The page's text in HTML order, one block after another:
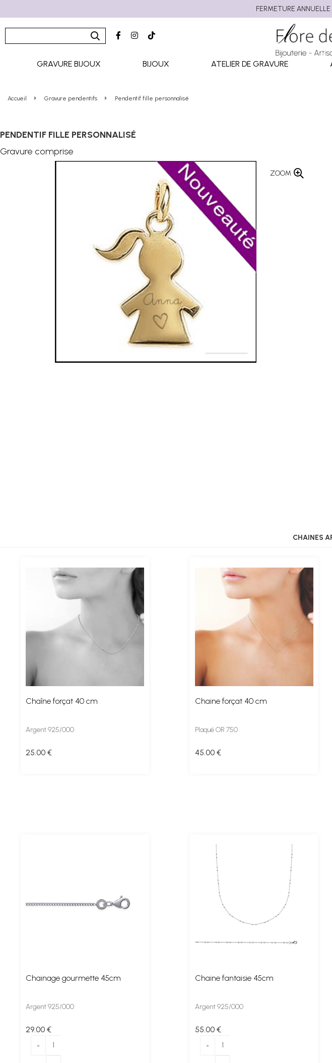
GRAVURE BIJOUX BIJOUX ATELIER DE GRAVURE
Accueil Gravure pendentifs Pendentif fille personnalisé
PENDENTIF FILLE PERSONNALISÉ
Gravure comprise
ZOOM
CHAINES
Chaîne forçat 40 cm
Argent 925/000
25.00 €
Chaine forçat 40 cm
Plaqué OR 750
45.00 €
Chainage gourmette 45cm
Argent 925/000
29.00 €
Chaine fantaisie 45cm
Argent 925/000
55.00 €
FERMETURE